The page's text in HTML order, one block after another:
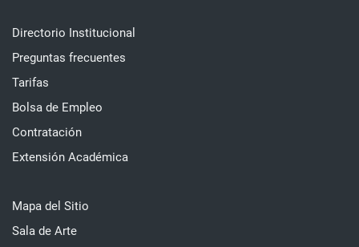
Directorio Institucional
Preguntas frecuentes
Tarifas
Bolsa de Empleo
Contratación
Extensión Académica
Mapa del Sitio
Sala de Arte